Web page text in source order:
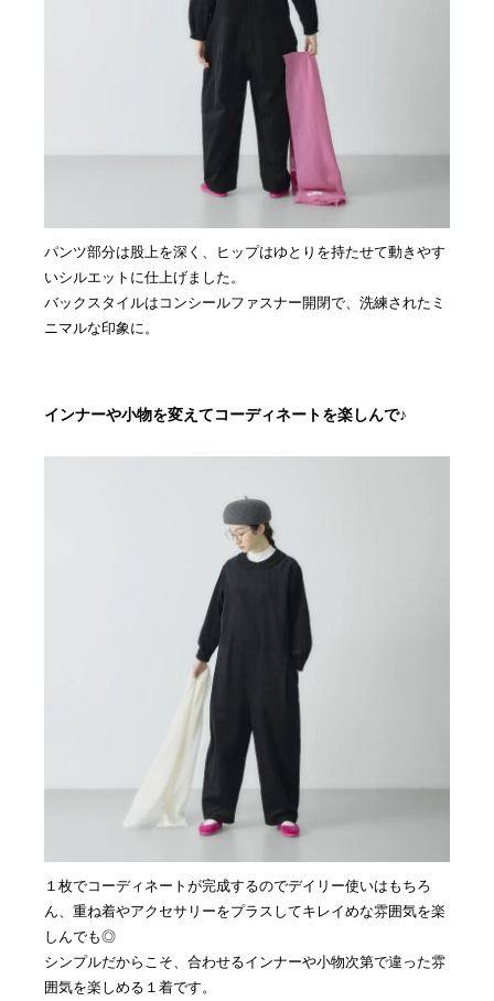
パンツ部分は股上を深く、ヒップはゆとりを持たせて動きやす
いシルエットに仕上げました。
バックスタイルはコンシールファスナー開閉で、洗練されたミ
ニマルな印象に。
インナーや小物を変えてコーディネートを楽しんで♪
１枚でコーディネートが完成するのでデイリー使いはもちろ
ん、重ね着やアクセサリーをプラスしてキレイめな雰囲気を楽
しんでも◎
シンプルだからこそ、合わせるインナーや小物次第で違った雰
囲気を楽しめる１着です。